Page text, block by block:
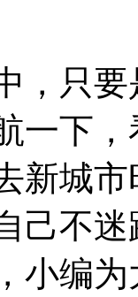
，只
一下
新城
己不
小编